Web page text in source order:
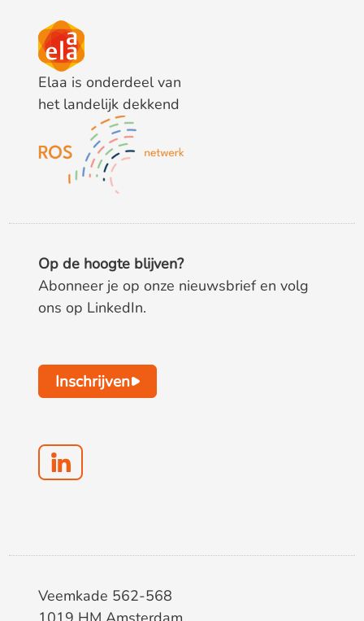
Elaa is onderdeel van
het landelijk dekkend
Op de hoogte blijven?
Abonneer je op onze nieuwsbrief en volg
ons op LinkedIn.
Inschrijven
Veemkade 562-568